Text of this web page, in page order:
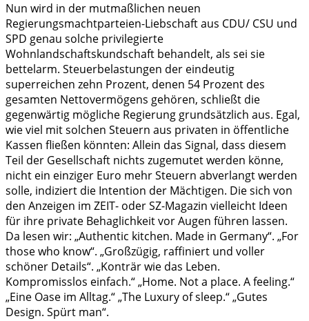
Nun wird in der mutmaßlichen neuen
Regierungsmachtparteien-Liebschaft aus CDU/ CSU und
SPD genau solche privilegierte
Wohnlandschaftskundschaft behandelt, als sei sie
bettelarm. Steuerbelastungen der eindeutig
superreichen zehn Prozent, denen 54 Prozent des
gesamten Nettovermögens gehören, schließt die
gegenwärtig mögliche Regierung grundsätzlich aus. Egal,
wie viel mit solchen Steuern aus privaten in öffentliche
Kassen fließen könnten: Allein das Signal, dass diesem
Teil der Gesellschaft nichts zugemutet werden könne,
nicht ein einziger Euro mehr Steuern abverlangt werden
solle, indiziert die Intention der Mächtigen. Die sich von
den Anzeigen im ZEIT- oder SZ-Magazin vielleicht Ideen
für ihre private Behaglichkeit vor Augen führen lassen.
Da lesen wir: „Authentic kitchen. Made in Germany“. „For
those who know“. „Großzügig, raffiniert und voller
schöner Details“. „Konträr wie das Leben.
Kompromisslos einfach.“ „Home. Not a place. A feeling.“
„Eine Oase im Alltag.“ „The Luxury of sleep.“ „Gutes
Design. Spürt man“.